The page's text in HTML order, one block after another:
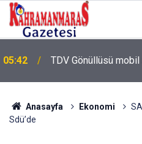
05:42 TDV Gönüllüsü
Anasayfa Ekonomi
Sdü’de